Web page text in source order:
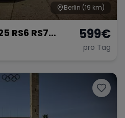
Berlin (19 km)
RS6 RS7
Sportwagen
599€
pro Tag